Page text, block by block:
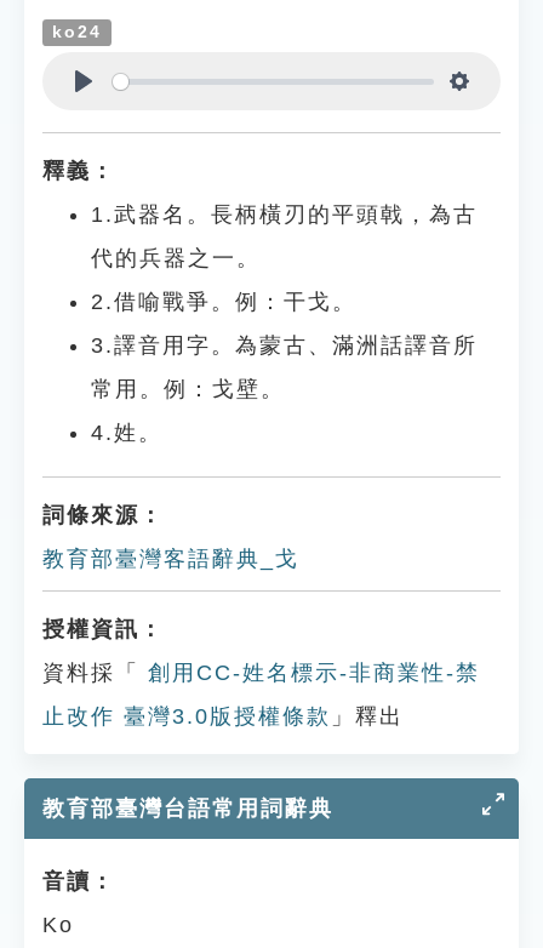
ko24
釋義：
1.武器名。長柄橫刃的平頭戟，為古
代的兵器之一。
2.借喻戰爭。例：干戈。
3.譯音用字。為蒙古、滿洲話譯音所
常用。例：戈壁。
4.姓。
詞條來源：
教育部臺灣客語辭典_戈
授權資訊：
資料採「
創用CC-姓名標示-非商業性-禁
止改作 臺灣3.0版授權條款 」釋出
教育部臺灣台語常用詞辭典
音讀：
Ko